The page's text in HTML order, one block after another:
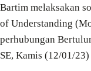
Bartim melaksakan
of Understanding
perhubungan
SE, Kamis (12/01/